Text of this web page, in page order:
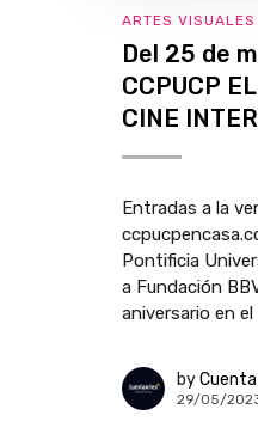
ARTES VISUALES
Del 25 de
CCPUCP
CINE
Entradas a la
Pontificia
a Fundación
aniversario en el
by
29/05/